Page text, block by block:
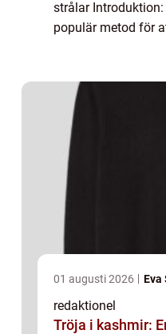
strålar
populär metod för
01 augusti 2026 Eva
redaktionel
Tröja i kashmir: